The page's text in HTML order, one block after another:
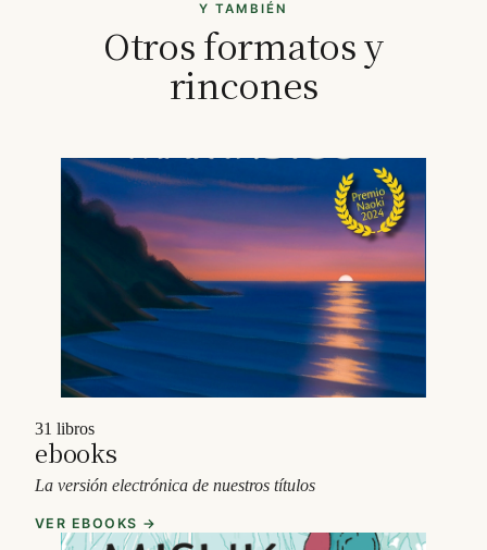
Y TAMBIÉN
Otros formatos y
rincones
31 libros
ebooks
La versión electrónica de nuestros títulos
VER EBOOKS →